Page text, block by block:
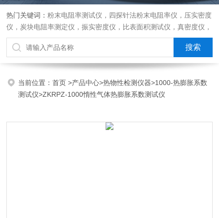
热门关键词：粉末电阻率测试仪，四探针法粉末电阻率仪，压实密度
仪，炭块电阻率测定仪，振实密度仪，比表面积测试仪，真密度仪，
炭块热膨胀仪，炭块透气率仪，炭块二氧化碳反应测定仪
当前位置：首页>产品中心>热物性检测仪器>1000-热膨胀系数
测试仪>ZKRPZ-1000惰性气体热膨胀系数测试仪